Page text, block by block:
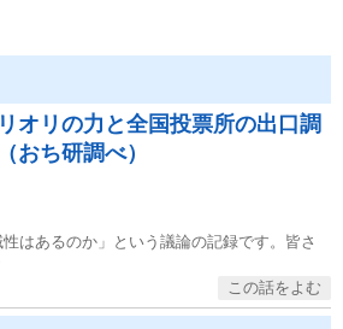
オリの力と全国投票所の出口調
おち研調べ）
性はあるのか」という議論の記録です。皆さ